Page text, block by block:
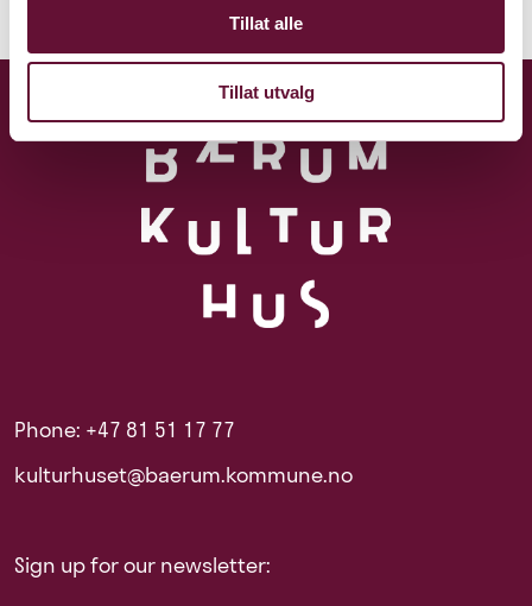
Tillat alle
Tillat utvalg
Phone: +47 81 51 17 77
kulturhuset@baerum.kommune.no
Sign up for our newsletter: